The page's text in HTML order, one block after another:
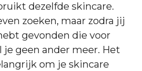
dezelfde skincare.
zoeken, maar zodra jij
gevonden die voor
geen ander meer. Het
om je skincare